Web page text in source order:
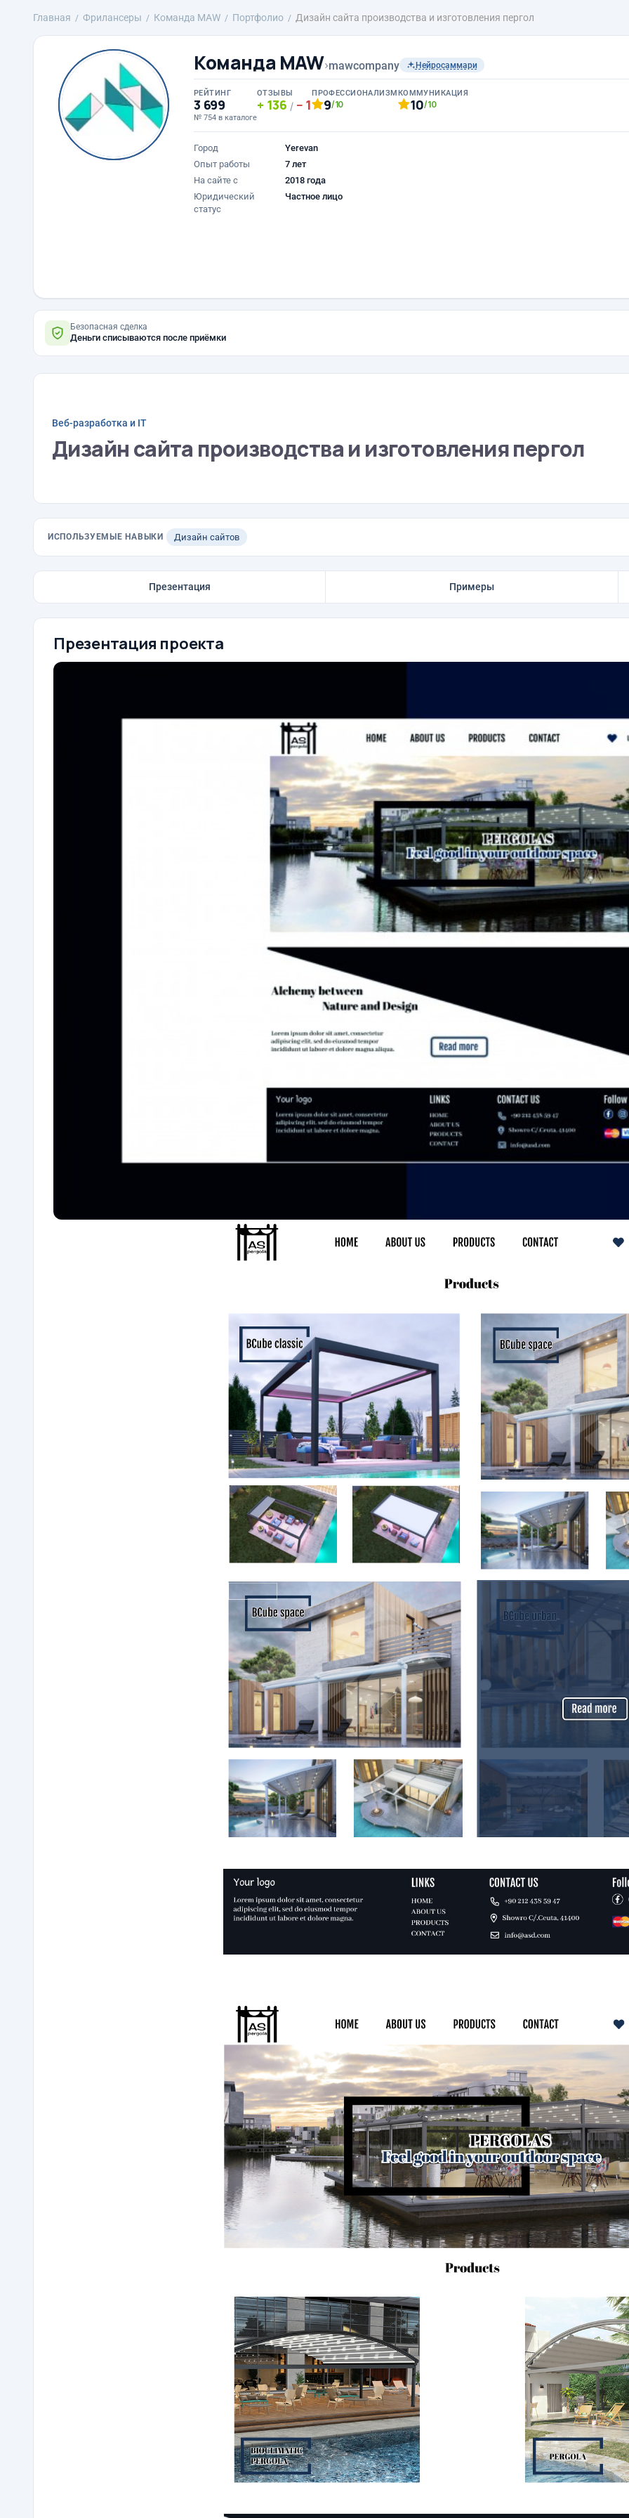
Главная Фрилансеры Команда MAW Портфолио Дизайн сайта производства и изготовления пергол
Команда MAW›mawcompany Нейросаммари
РЕЙТИНГ
3 699
№ 754 в каталоге
ОТЗЫВЫ
136 / 1
ПРОФЕССИОНАЛИЗМ
9/10
КОММУНИКАЦИЯ
10/10
Город
Yerevan
Опыт работы
7 лет
На сайте с
2018 года
Юридический
статус
Частное лицо
Безопасная сделка
Деньги списываются после приёмки
Веб-разработка и IT
Дизайн сайта производства и изготовления пергол
ИСПОЛЬЗУЕМЫЕ НАВЫКИ Дизайн сайтов
Презентация Примеры
Презентация проекта